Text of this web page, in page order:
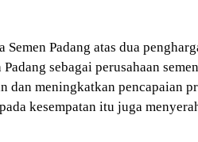
Semen Padang atas dua
Padang sebagai perusahaan
dan meningkatkan pencapaian
kesempatan itu juga